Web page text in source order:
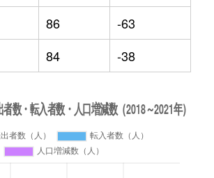
86
-63
84 -38